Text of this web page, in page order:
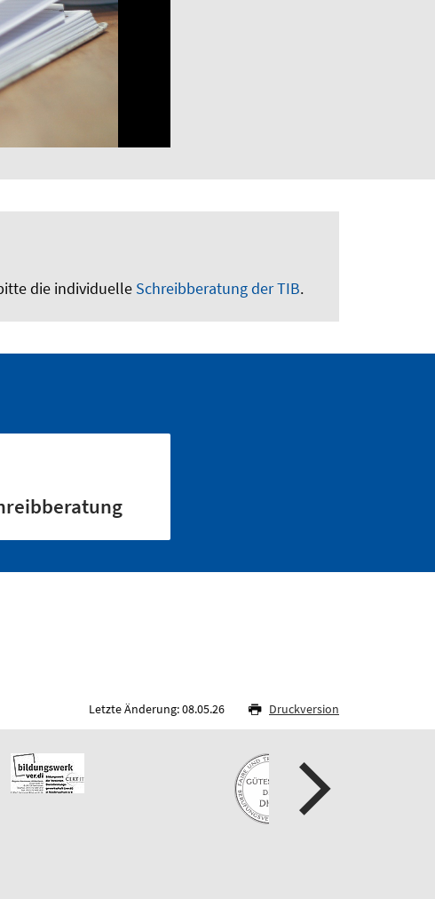
die individuelle Schreibberatung der TIB.
Letzte Änderung: 08.05.26 Druckversion